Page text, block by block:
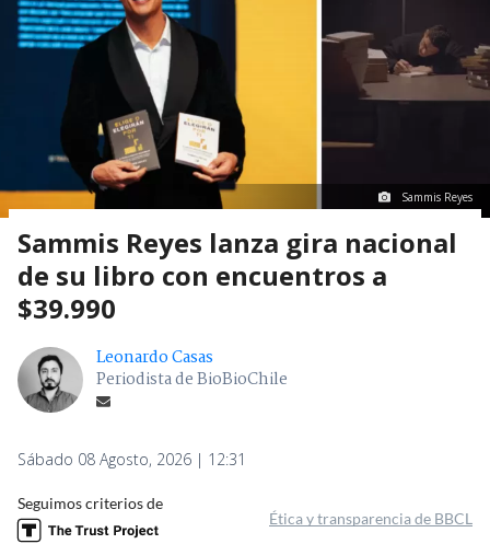
Sammis Reyes
Sammis Reyes lanza gira nacional
de su libro con encuentros a
$39.990
Leonardo Casas
Periodista de BioBioChile
Sábado 08 Agosto, 2026 | 12:31
Seguimos criterios de
Ética y transparencia de BBCL